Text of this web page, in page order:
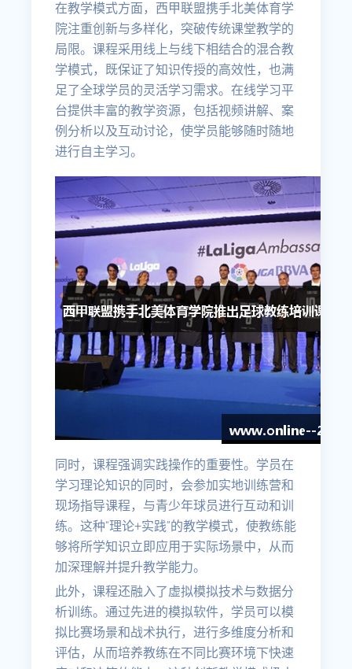
在教学模式方面，西甲联盟携手北美体育学
院注重创新与多样化，突破传统课堂教学的
局限。课程采用线上与线下相结合的混合教
学模式，既保证了知识传授的高效性，也满
足了全球学员的灵活学习需求。在线学习平
台提供丰富的教学资源，包括视频讲解、案
例分析以及互动讨论，使学员能够随时随地
进行自主学习。
同时，课程强调实践操作的重要性。学员在
学习理论知识的同时，会参加实地训练营和
现场指导课程，与青少年球员进行互动和训
练。这种“理论+实践”的教学模式，使教练能
够将所学知识立即应用于实际场景中，从而
加深理解并提升教学能力。
此外，课程还融入了虚拟模拟技术与数据分
析训练。通过先进的模拟软件，学员可以模
拟比赛场景和战术执行，进行多维度分析和
评估，从而培养教练在不同比赛环境下快速